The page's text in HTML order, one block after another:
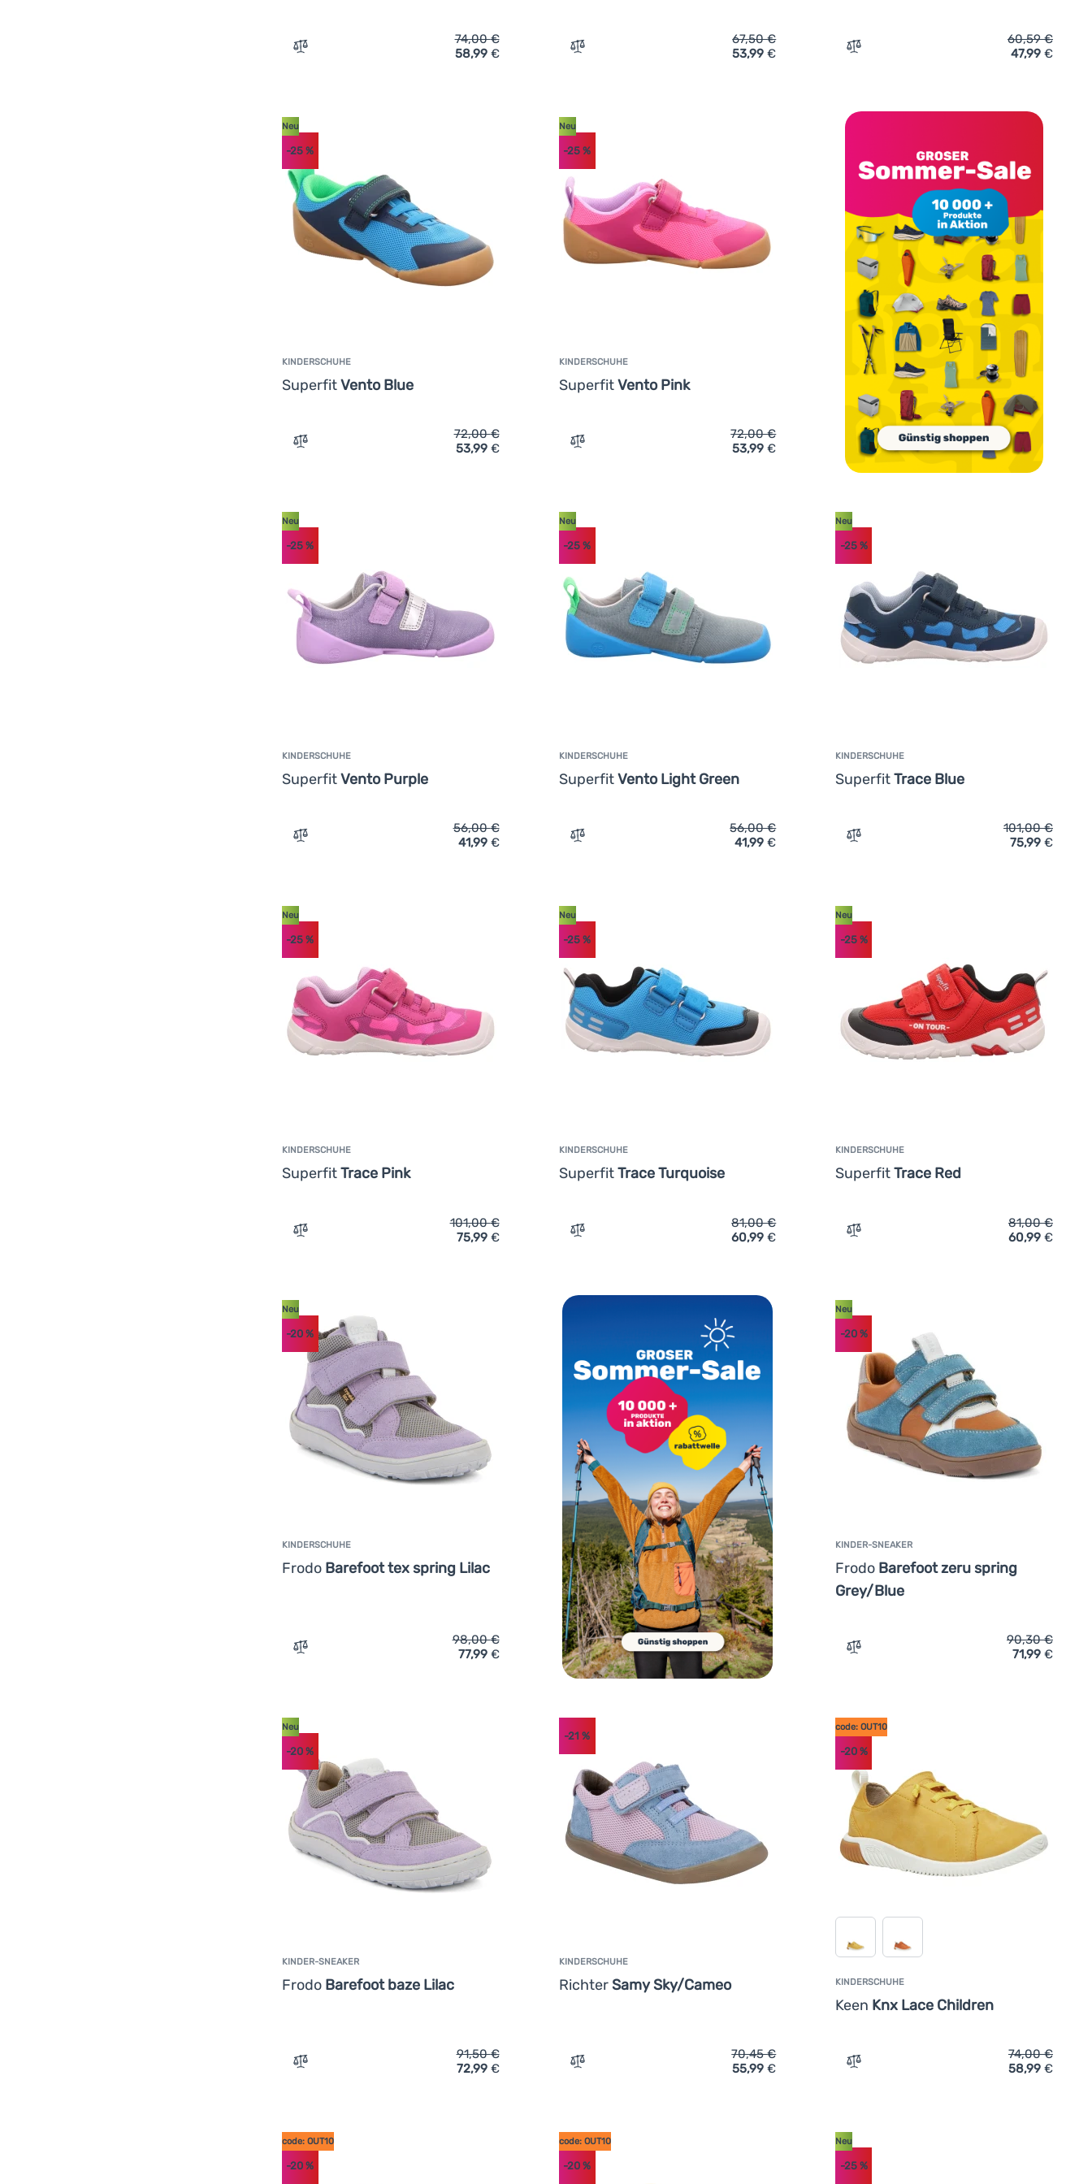
Zum Vergleich 'Kinderschuhe Keen Knx Lace Youth' hinzufügen
74,00€
58,99 € Zum Vergleich 'Kindersandalen Frodo Barefoot flexy straps Blue/Red' hinzufügen
67,50€
53,99€ Zum Vergleich 'Kinderschuhe Richter
60,59€
47,99 €
KINDERSCHUHE
SuperfitVento Blue
Neu
-25 %
Zum Vergleich 'Kinderschuhe Superfit Vento Blue' hinzufügen
72,00€
53,99 €
KINDERSCHUHE
SuperfitVento Pink
Neu
-25 %
Zum Vergleich 'Kinderschuhe Superfit Vento Pink' hinzufügen
72,00€
53,99€
KINDERSCHUHE
SuperfitVento Purple
Neu
-25 %
Zum Vergleich 'Kinderschuhe Superfit Vento Purple' hinzufügen
56,00€
41,99 €
KINDERSCHUHE
SuperfitVento Light Green
Neu
-25 %
Zum Vergleich 'Kinderschuhe Superfit Vento Light Green' hinzufügen
56,00€
41,99€
KINDERSCHUHE
SuperfitTrace Blue
Neu
-25%
Zum Vergleich 'Kinderschuhe Superfit
101,00€
75,99 €
KINDERSCHUHE
SuperfitTrace Pink
Neu
-25 %
Zum Vergleich 'Kinderschuhe Superfit Trace Pink' hinzufügen
101,00€
75,99 €
KINDERSCHUHE
SuperfitTrace Turquoise
Neu
-25 %
Zum Vergleich 'Kinderschuhe Superfit Trace Turquoise' hinzufügen
81,00€
60,99€
KINDERSCHUHE
SuperfitTrace Red
Neu
-25%
Zum Vergleich 'Kinderschuhe Superfit
81,00€
60,99 €
KINDERSCHUHE
Frodo Barefoot tex spring Lilac
Neu
-20 %
Zum Vergleich 'Kinderschuhe Frodo Barefoot tex spring Lilac' hinzufügen
98,00€
77,99 €
KINDER-SNEAKER
Frodo Barefoot zeru spring
Grey/Blue
Neu
-20%
Zum Vergleich 'Kinder-Sneaker Frodo
90,30€
71,99 €
KINDER-SNEAKER
Frodo Barefoot baze Lilac
Neu
-20 %
Zum Vergleich 'Kinder-Sneaker Frodo Barefoot baze Lilac' hinzufügen
91,50€
72,99 €
KINDERSCHUHE
RichterSamy Sky/Cameo
-21 %
Zum Vergleich 'Kinderschuhe Richter Samy Sky/Cameo' hinzufügen
70,45€
55,99€
KINDERSCHUHE
Keen Knx Lace Children
code: OUT10
-20%
Zum Vergleich 'Kinderschuhe Keen Knx
74,00€
58,99 €
code: OUT10
-20 %
code: OUT10
-20 %
Neu
-25%